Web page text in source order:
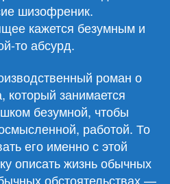
шизофреник.
кажется безумным и
то абсурд.
роман о
который занимается
безумной, чтобы
работой. То
его именно с этой
описать жизнь обычных
обстоятельствах —